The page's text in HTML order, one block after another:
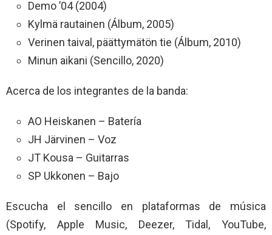
Demo ’04 (2004)
Kylmä rautainen (Álbum, 2005)
Verinen taival, päättymätön tie (Álbum, 2010)
Minun aikani (Sencillo, 2020)
Acerca de los integrantes de la banda:
AO Heiskanen – Batería
JH Järvinen – Voz
JT Kousa – Guitarras
SP Ukkonen – Bajo
Escucha el sencillo en plataformas de música
(Spotify, Apple Music, Deezer, Tidal, YouTube,